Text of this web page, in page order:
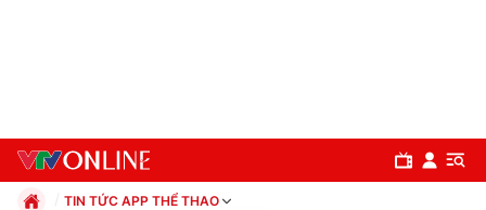
TIN TỨC APP THỂ THAO